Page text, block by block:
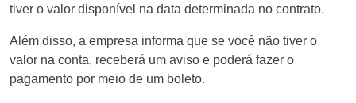
tiver o valor disponível na data determinada no contrato.
Além disso, a empresa informa que se você não tiver o
valor na conta, receberá um aviso e poderá fazer o
pagamento por meio de um boleto.